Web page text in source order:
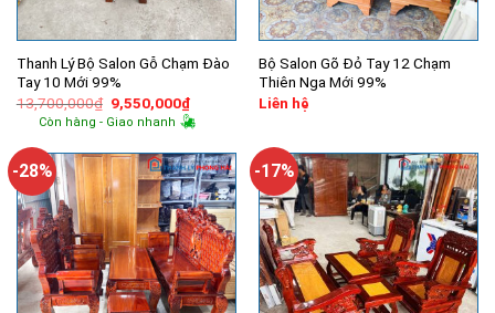
Thanh Lý Bộ Salon Gỗ Chạm Đào
Tay 10 Mới 99%
13,700,000₫ Giá
gốc
là:
9,550,000₫Giá
hiện
tại
9,550,000₫.
Còn hàng - Giao nhanh
Bộ Salon Gõ Đỏ Tay 12 Chạm
Thiên Nga Mới 99%
Liên hệ
-28% -17%